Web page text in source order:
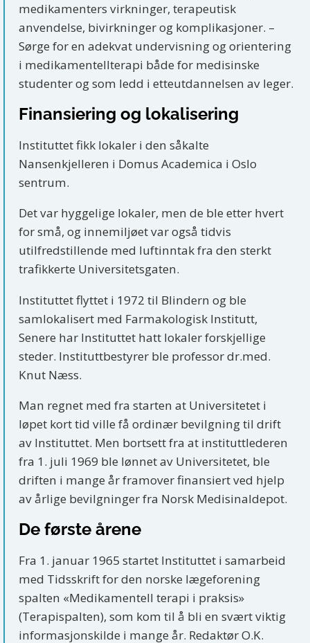
medikamenters virkninger, terapeutisk
anvendelse, bivirkninger og komplikasjoner. –
Sørge for en adekvat undervisning og orientering
i medikamentellterapi både for medisinske
studenter og som ledd i etteutdannelsen av leger.
Finansiering og lokalisering
Instituttet fikk lokaler i den såkalte
Nansenkjelleren i Domus Academica i Oslo
sentrum.
Det var hyggelige lokaler, men de ble etter hvert
for små, og innemiljøet var også tidvis
utilfredstillende med luftinntak fra den sterkt
trafikkerte Universitetsgaten.
Instituttet flyttet i 1972 til Blindern og ble
samlokalisert med Farmakologisk Institutt,
Senere har Instituttet hatt lokaler forskjellige
steder. Instituttbestyrer ble professor dr.med.
Knut Næss.
Man regnet med fra starten at Universitetet i
løpet kort tid ville få ordinær bevilgning til drift
av Instituttet. Men bortsett fra at instituttlederen
fra 1. juli 1969 ble lønnet av Universitetet, ble
driften i mange år framover finansiert ved hjelp
av årlige bevilgninger fra Norsk Medisinaldepot.
De første årene
Fra 1. januar 1965 startet Instituttet i samarbeid
med Tidsskrift for den norske lægeforening
spalten «Medikamentell terapi i praksis»
(Terapispalten), som kom til å bli en svært viktig
informasjonskilde i mange år. Redaktør O.K.